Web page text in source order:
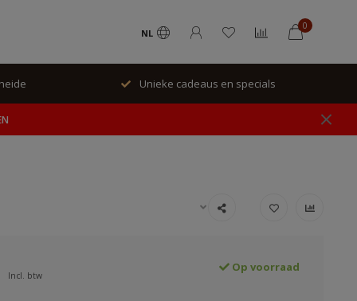
NL
0
Unieke cadeaus en specials
Incl. btw
Op voorraad